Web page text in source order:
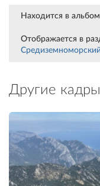
Находится в
Отображается в
Другие